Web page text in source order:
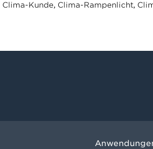
Clima-Kunde, Clima-Rampenlicht,